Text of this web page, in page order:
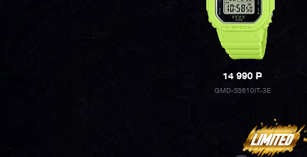
14 990P
GMD-S5610IT-3E